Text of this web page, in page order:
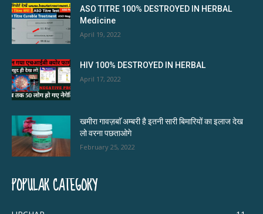
ASO TITRE 100% DESTROYED IN HERBAL
Medicine
April 19, 2022
HIV 100% DESTROYED IN HERBAL
April 17, 2022
खमीरा गावज़बाॅ अम्बरी है इतनी सारी बिमारियों का इलाज देख
लो वरना पछताओगे
February 25, 2022
POPULAR CATEGORY